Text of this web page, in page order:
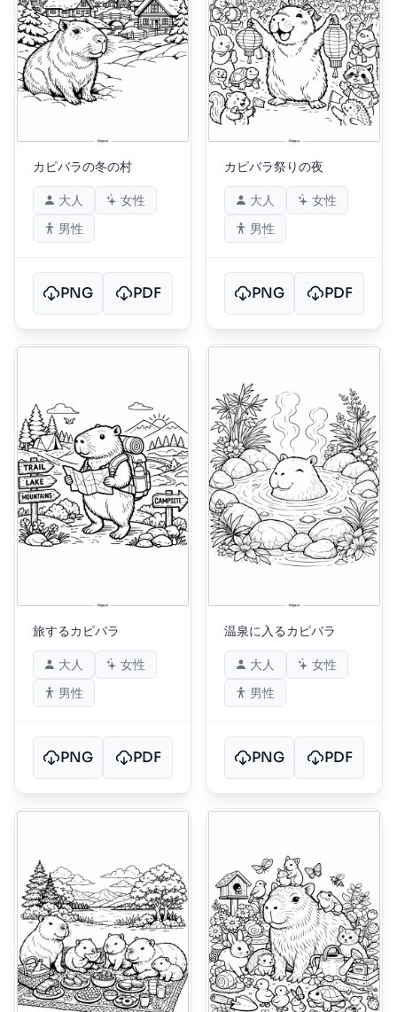
カピバラの冬の村
大人
女性
男性
PNG PDF
カピバラ祭りの夜
大人
女性
男性
PNG PDF
旅するカピバラ
大人
女性
男性
PNG PDF
温泉に入るカピバラ
大人
女性
男性
PNG PDF